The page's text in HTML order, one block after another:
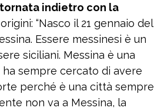
tornata indietro con la
“Nasco il 21 gennaio del
Essere messinesi è un
siciliani. Messina è una
sempre cercato di avere
perché è una città sempre
non va a Messina, la